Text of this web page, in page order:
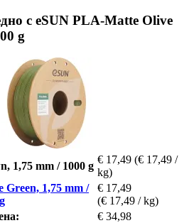
с eSUN PLA-Matte Olive
g
1,75 mm / 1000 g
€ 17,49 (€ 17,49 /
kg)
Green, 1,75 mm /
€ 17,49
(€ 17,49 / kg)
€ 34,98